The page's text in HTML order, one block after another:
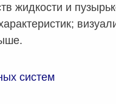
жидкости и
систем